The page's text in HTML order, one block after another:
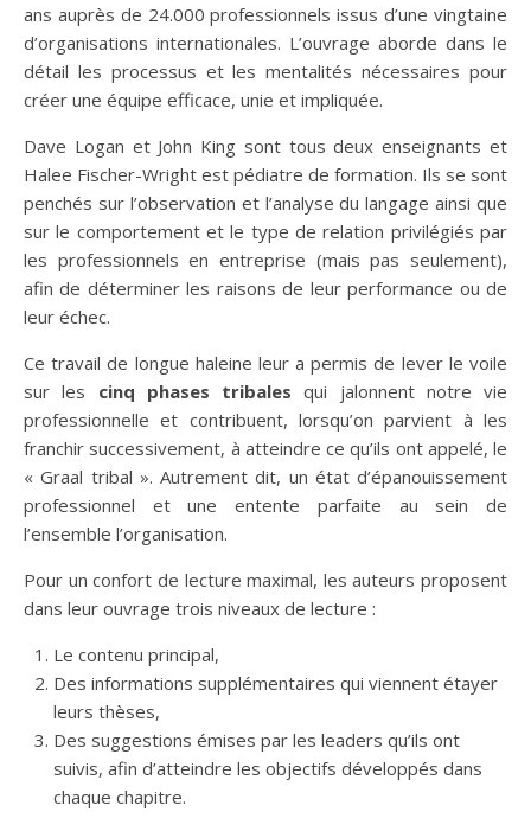
ans auprès de 24.000 professionnels issus d’une vingtaine
d’organisations internationales. L’ouvrage aborde dans le
détail les processus et les mentalités nécessaires pour
créer une équipe efficace, unie et impliquée.
Dave Logan et John King sont tous deux enseignants et
Halee Fischer-Wright est pédiatre de formation. Ils se sont
penchés sur l’observation et l’analyse du langage ainsi que
sur le comportement et le type de relation privilégiés par
les professionnels en entreprise (mais pas seulement),
afin de déterminer les raisons de leur performance ou de
leur échec.
Ce travail de longue haleine leur a permis de lever le voile
sur les cinq phases tribales qui jalonnent notre vie
professionnelle et contribuent, lorsqu’on parvient à les
franchir successivement, à atteindre ce qu’ils ont appelé, le
« Graal tribal ». Autrement dit, un état d’épanouissement
professionnel et une entente parfaite au sein de
l’ensemble l’organisation.
Pour un confort de lecture maximal, les auteurs proposent
dans leur ouvrage trois niveaux de lecture :
Le contenu principal,
Des informations supplémentaires qui viennent étayer
leurs thèses,
Des suggestions émises par les leaders qu’ils ont
suivis, afin d’atteindre les objectifs développés dans
chaque chapitre.